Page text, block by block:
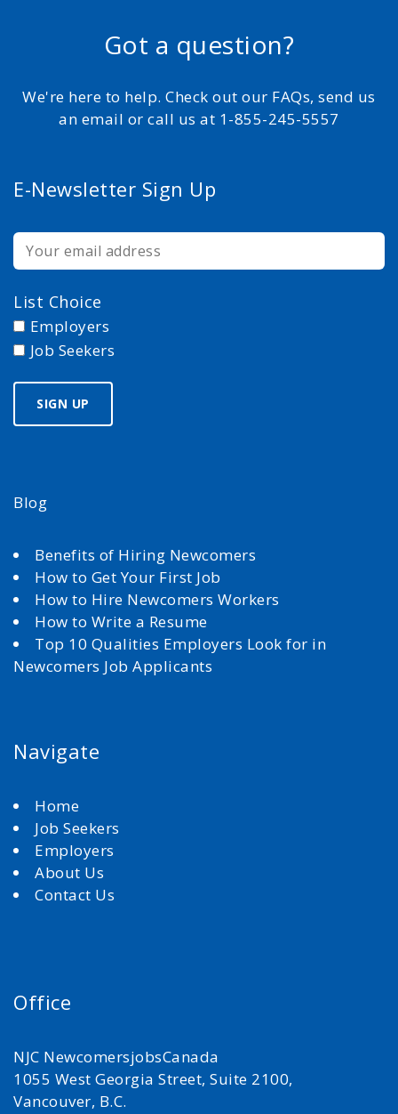
Got a question?
We're here to help. Check out our FAQs, send us
an email or call us at 1-855-245-5557
E-Newsletter Sign Up
List Choice
Employers
Job Seekers
Blog
Benefits of Hiring Newcomers
How to Get Your First Job
How to Hire Newcomers Workers
How to Write a Resume
Top 10 Qualities Employers Look for in
Newcomers Job Applicants
Navigate
Home
Job Seekers
Employers
About Us
Contact Us
Office
NJC NewcomersjobsCanada
1055 West Georgia Street, Suite 2100,
Vancouver, B.C.